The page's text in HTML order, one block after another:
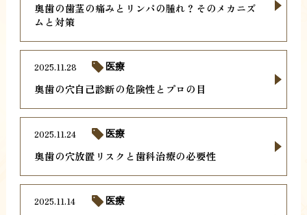
奥歯の歯茎の痛みとリンパの腫れ？そのメカニズ
ムと対策
奥歯の穴自己診断の危険性とプロの目
2025.11.28 医療
奥歯の穴放置リスクと歯科治療の必要性
2025.11.24 医療
2025.11.14 医療